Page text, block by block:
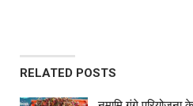
RELATED POSTS